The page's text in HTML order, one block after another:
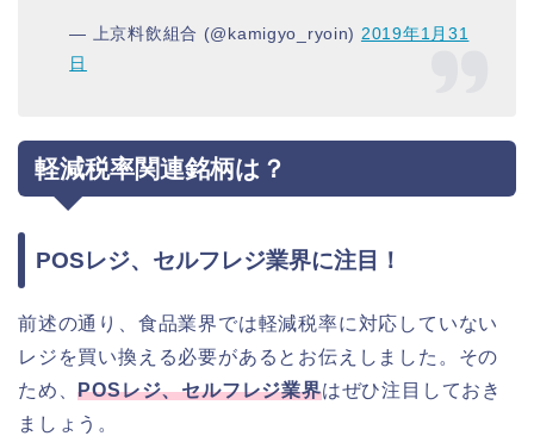
— 上京料飲組合 (@kamigyo_ryoin) 2019年1月31
日
軽減税率関連銘柄は？
POSレジ、セルフレジ業界に注目！
前述の通り、食品業界では軽減税率に対応していない
レジを買い換える必要があるとお伝えしました。その
ため、POSレジ、セルフレジ業界はぜひ注目しておき
ましょう。